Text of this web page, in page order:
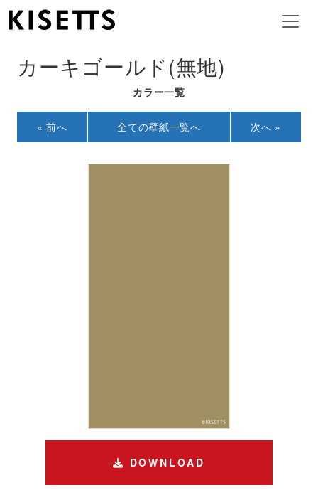
カーキゴールド(無地)
カラー一覧
« 前へ 全ての壁紙一覧へ 次へ »
DOWNLOAD